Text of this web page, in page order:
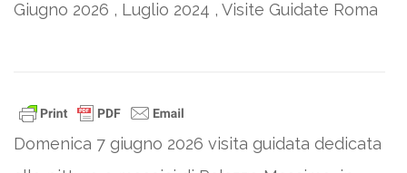
Giugno 2026 , Luglio 2024 , Visite Guidate Roma
Domenica 7 giugno 2026 visita guidata dedicata